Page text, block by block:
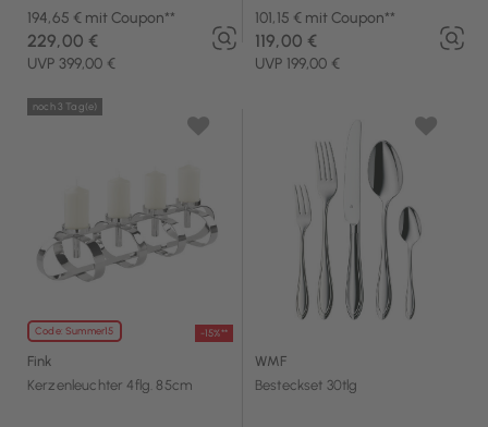
194,65 € mit Coupon**
UVP 399,00 €
229,00 €
101,15 € mit Coupon**
UVP 199,00 €
119,00 €
Code: Summer15 -15%**
noch 3 Tag(e)
Fink
Kerzenleuchter 4flg. 85cm
WMF
Besteckset 30tlg